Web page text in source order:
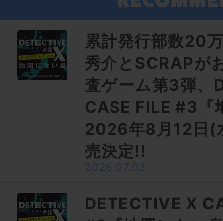
累計発行部数20
秀介とSCRAPが
査ゲーム第3弾、
CASE FILE #3『
2026年8月12日(
売決定!!
2026.07.03
DETECTIVE X